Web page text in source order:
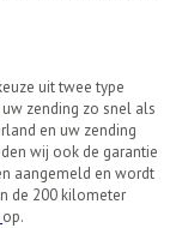
uit twee type
zending zo snel als
en uw zending
wij ook de garantie
aangemeld en wordt
de 200 kilometer
op.